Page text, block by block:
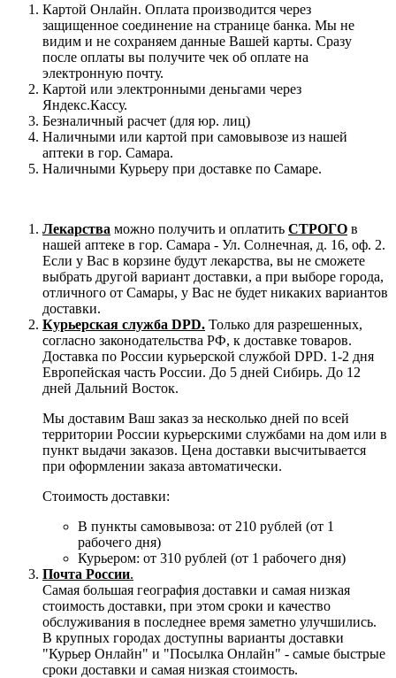
Картой Онлайн. Оплата производится через
защищенное соединение на странице банка. Мы не
видим и не сохраняем данные Вашей карты. Сразу
после оплаты вы получите чек об оплате на
электронную почту.
Картой или электронными деньгами через
Яндекс.Кассу.
Безналичный расчет (для юр. лиц)
Наличными или картой при самовывозе из нашей
аптеки в гор. Самара.
Наличными Курьеру при доставке по Самаре.
Лекарства можно получить и оплатить СТРОГО в
нашей аптеке в гор. Самара - Ул. Солнечная, д. 16, оф. 2.
Если у Вас в корзине будут лекарства, вы не сможете
выбрать другой вариант доставки, а при выборе города,
отличного от Самары, у Вас не будет никаких вариантов
доставки.
Курьерская служба DPD. Только для разрешенных,
согласно законодательства РФ, к доставке товаров.
Доставка по России курьерской службой DPD. 1-2 дня
Европейская часть России. До 5 дней Сибирь. До 12
дней Дальний Восток.
Мы доставим Ваш заказ за несколько дней по всей
территории России курьерскими службами на дом или в
пункт выдачи заказов. Цена доставки высчитывается
при оформлении заказа автоматически.
Стоимость доставки:
В пункты самовывоза: от 210 рублей (от 1
рабочего дня)
Курьером: от 310 рублей (от 1 рабочего дня)
Почта России.
Самая большая география доставки и самая низкая
стоимость доставки, при этом сроки и качество
обслуживания в последнее время заметно улучшились.
В крупных городах доступны варианты доставки
"Курьер Онлайн" и "Посылка Онлайн" - самые быстрые
сроки доставки и самая низкая стоимость.